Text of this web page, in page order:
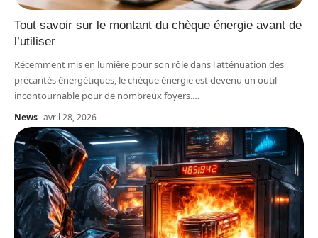
Tout savoir sur le montant du chèque énergie avant de
l’utiliser
Récemment mis en lumière pour son rôle dans l'atténuation des
précarités énergétiques, le chèque énergie est devenu un outil
incontournable pour de nombreux foyers.…
News avril 28, 2026